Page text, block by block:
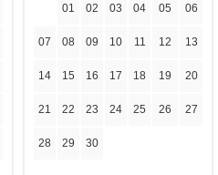
01 02 03 04 05 06
07 08 09 10 11 12 13
14 15 16 17 18 19 20
21 22 23 24 25 26 27
28 29 30